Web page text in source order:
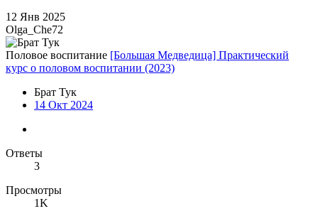
12 Янв 2025
Olga_Che72
Половое воспитание [Большая Медведица] Практический
курс о половом воспитании (2023)
Брат Тук
14 Окт 2024
Ответы
3
Просмотры
1K